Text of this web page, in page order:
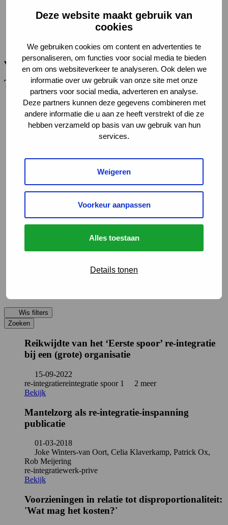
Deze website maakt gebruik van
cookies
We gebruiken cookies om content en advertenties te
personaliseren, om functies voor social media te bieden
en om ons websiteverkeer te analyseren. Ook delen we
informatie over uw gebruik van onze site met onze
partners voor social media, adverteren en analyse.
Deze partners kunnen deze gegevens combineren met
andere informatie die u aan ze heeft verstrekt of die ze
hebben verzameld op basis van uw gebruik van hun
services.
Weigeren
Voorkeur aanpassen
Alles toestaan
Details tonen
Onderzoeksrapporten en artikelen (124)
Presentaties (14)
Werkwijzer (15)
Thema
Richtlijnen en toepassingen (31)
Voorbeeldcasussen (31)
Werkvelden en kaders (29)
Traject en inzet (20)
Re-integratie (19)
Claimbeoordeling (8)
Inclusie & werk (7)
Neurodivergentie en werk (4)
Toetsing (4)
Beeldvorming (2)
Discriminatie en stigma (2)
Duurzame inzetbaarheid (2)
Arbeidsongeschiktheidsverzekering (1)
Wis filters
Zoeken
Reikwijdte van het ‘Eerste spoor’ re-integratie
bij een (grote) organisatie
15-09-2022
re-integratiereintegratie spoor 1
2 meer
Bekijk
Mantelzorg als re-integratie-inspanning
publicatie
01-03-2018
Joke Winters-van Oort, Celia Klaverkamp, Patrick Ox,
Rob Meijering
re-integratiewerk-prive
Bekijk
Voorzieningen in relatie tot disproportionaliteit:
'Wat mag het kosten?'